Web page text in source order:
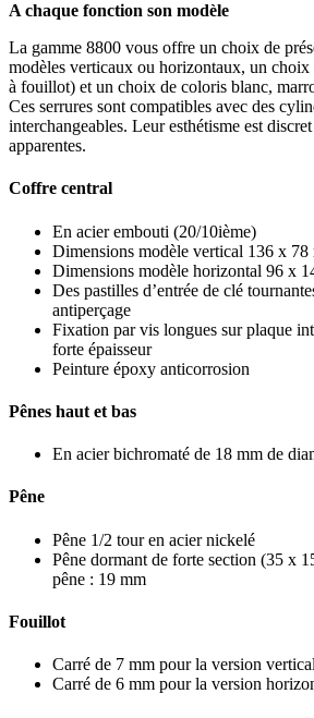
A chaque fonction son modèle
La gamme 8800 vous offre un choix de
modèles verticaux ou horizontaux, un
à fouillot) et un choix de coloris blanc,
Ces serrures sont compatibles avec des
interchangeables. Leur esthétisme est
apparentes.
Coffre central
En acier embouti (20/10ième)
Dimensions modèle vertical 136 x 78
Dimensions modèle horizontal 96 x
Des pastilles d’entrée de clé
antiperçage
Fixation par vis longues sur plaque
forte épaisseur
Peinture époxy anticorrosion
Pênes haut et bas
En acier bichromaté de 18 mm de
Pêne
Pêne 1/2 tour en acier nickelé
Pêne dormant de forte section (35 x
pêne : 19 mm
Fouillot
Carré de 7 mm pour la version
Carré de 6 mm pour la version